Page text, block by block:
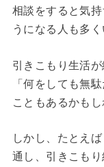
相談をすると気
うになる人も多く
引きこもり生活
「何をしても無
こともあるかもし
しかし、たとえ
通し、引きこも